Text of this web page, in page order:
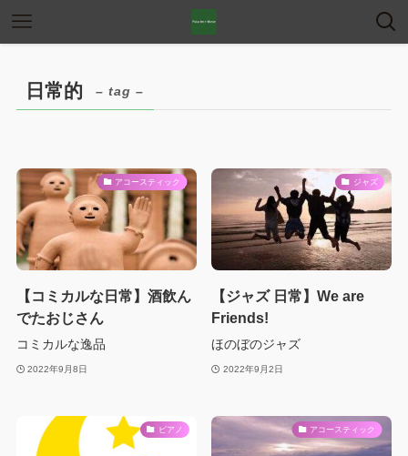
日常的 – tag –
アコースティック
【コミカルな日常】酒飲ん
でたおじさん
コミカルな逸品
2022年9月8日
ジャズ
【ジャズ 日常】We are
Friends!
ほのぼのジャズ
2022年9月2日
ピアノ アコースティック